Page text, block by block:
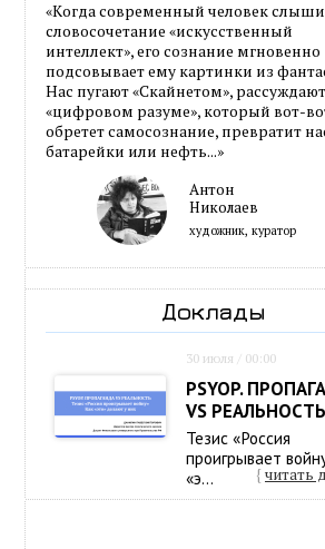
«Когда современный человек
словосочетание «искусственный
интеллект», его сознание мгновенно
подсовывает ему картинки из
Нас пугают «Скайнетом»,
«цифровом разуме», который вот-
обретет самосознание, превратит
батарейки или нефть...»
Антон
Николаев
художник, куратор
Доклады
30 июля / 00:00
PSYOP.
VS РЕАЛЬНОСТЬ
Тезис «Россия
проигрывает
«э...
{ читать